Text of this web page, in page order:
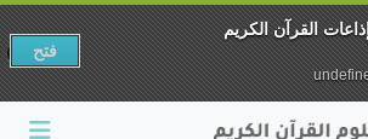
القرآن الكريم
فتح